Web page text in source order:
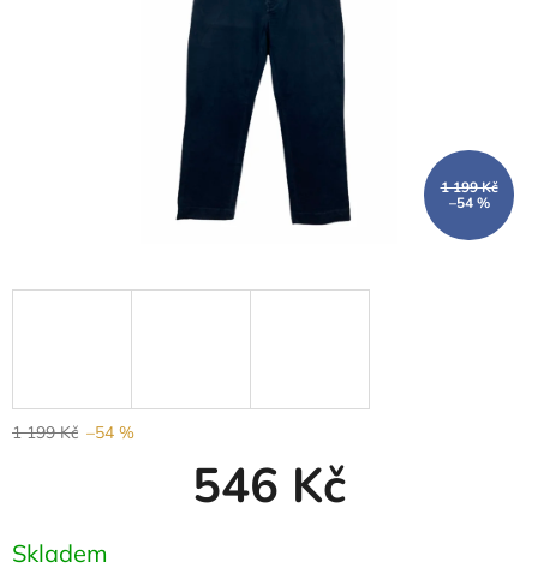
1 199 Kč
–54 %
1 199 Kč –54 %
546 Kč
Měrná
cena:
Skladem